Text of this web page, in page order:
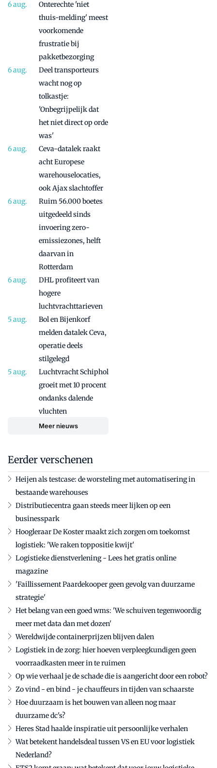
Onterechte 'niet
thuis-melding' meest
voorkomende
frustratie bij
pakketbezorging
Deel transporteurs
wacht nog op
tolkastje:
'Onbegrijpelijk dat
het niet direct op orde
was'
Ceva-datalek raakt
acht Europese
warehouselocaties,
ook Ajax slachtoffer
Ruim 56.000 boetes
uitgedeeld sinds
invoering zero-
emissiezones, helft
daarvan in
Rotterdam
DHL profiteert van
hogere
luchtvrachttarieven
Bol en Bijenkorf
melden datalek Ceva,
operatie deels
stilgelegd
Luchtvracht Schiphol
groeit met 10 procent
ondanks dalende
vluchten
Meer nieuws
Eerder verschenen
Heijen als testcase: de worsteling met automatisering in
bestaande warehouses
Distributiecentra gaan steeds meer lijken op een
businesspark
Hoogleraar De Koster maakt zich zorgen om toekomst
logistiek: 'We raken toppositie kwijt'
Logistieke dienstverlening - Lees het gratis online
magazine
'Faillissement Paardekooper geen gevolg van duurzame
strategie'
Het belang van een goed wms: 'We schuiven tegenwoordig
meer met data dan met dozen'
Wereldwijde containerprijzen blijven dalen
Logistiek in de zorg: hier hoeven verpleegkundigen geen
voorraadkasten meer in te ruimen
Op wie verhaal je de schade die is aangericht door een robot?
Zo vind - en bind - je chauffeurs in tijden van schaarste
Hoe duurzaam is het bouwen van alleen nog maar
duurzame dc's?
Heres Stad haalde inspiratie uit persoonlijke verhalen
Wat betekent handelsdeal tussen VS en EU voor logistiek
Nederland?